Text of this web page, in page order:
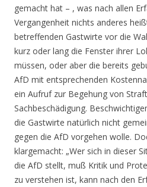
gemacht hat – , was nach allen
Vergangenheit nichts anderes
betreffenden Gastwirte vor die
kurz oder lang die Fenster ihrer
müssen, oder aber die bereits
AfD mit entsprechenden
ein Aufruf zur Begehung von
Sachbeschädigung.
die Gastwirte natürlich nicht
gegen die AfD vorgehen wolle.
klargemacht: „Wer sich in dieser
die AfD stellt, muß Kritik und
zu verstehen ist, kann nach den